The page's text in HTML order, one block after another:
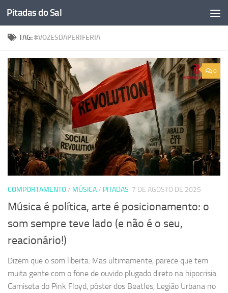
Skip to content
Pitadas do Sal
TAG:#VOZESDAPERIFERIA
0
COMPORTAMENTO/ MÚSICA/ PITADAS 7 DE AGOSTO DE 2025
Música é política, arte é posicionamento: o
som sempre teve lado (e não é o seu,
reacionário!)
Dizem que o som liberta. Mas ultimamente, parece que tem
muita gente com o fone de ouvido plugado direto na hipocrisia.
Camiseta do Pink Floyd, pôster dos Beatles, Legião Urbana no